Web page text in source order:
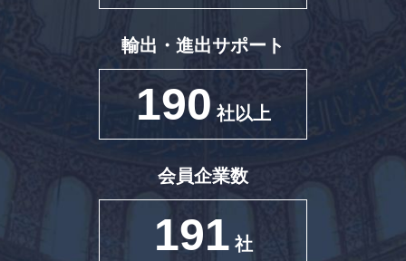
輸出・進出サポート
190 社以上
会員企業数
191 社